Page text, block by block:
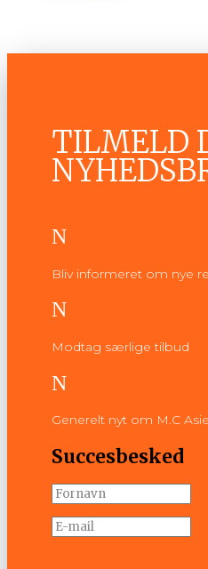
TILMELD
N
Bliv informeret om nye
N
Modtag særlige tilbud
N
Generelt nyt om M.C
Succesbesked